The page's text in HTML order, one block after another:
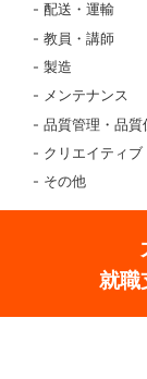
配送・運輸
教員・講師
製造
メンテナンス
品質管理・品質
クリエイティブ
その他
就職